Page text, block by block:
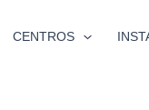
CENTROS